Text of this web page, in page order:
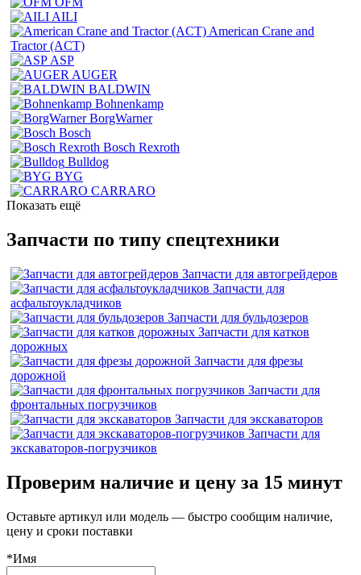
AILI
American Crane and
Tractor (ACT)
ASP
AUGER
BALDWIN
Bohnenkamp
BorgWarner
Bosch
Bosch Rexroth
Bulldog
BYG
CARRARO
Показать ещё
Запчасти по типу спецтехники
Запчасти для автогрейдеров
Запчасти для
асфальтоукладчиков
Запчасти для бульдозеров
Запчасти для катков
дорожных
Запчасти для фрезы
дорожной
Запчасти для
фронтальных погрузчиков
Запчасти для экскаваторов
Запчасти для
экскаваторов-погрузчиков
Проверим наличие и цену за 15 минут
Оставьте артикул или модель — быстро сообщим наличие,
цену и сроки поставки
*Имя